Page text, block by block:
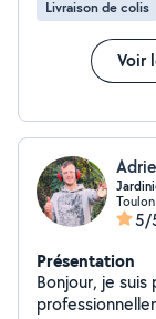
Livraison de colis
Voir
5/
Présentation
Bonjour, je